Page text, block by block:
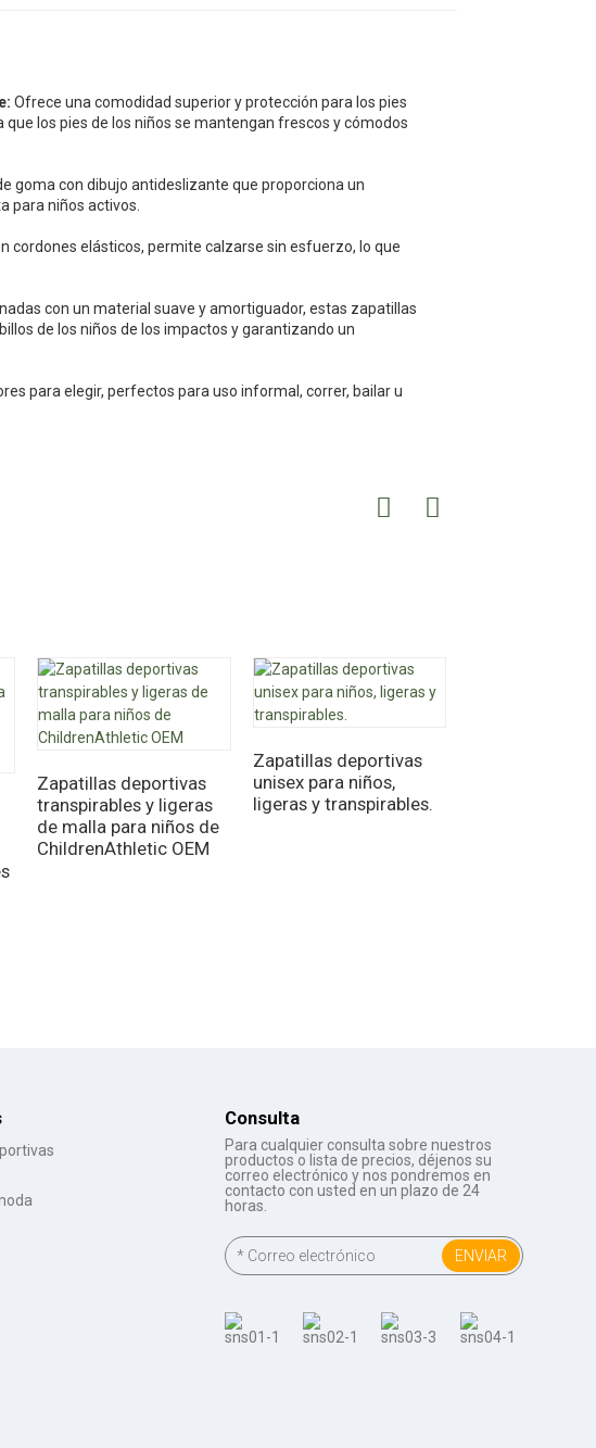
Ofrece una comodidad superior y protección para los pies
los pies de los niños se mantengan frescos y cómodos
goma con dibujo antideslizante que proporciona un
para niños activos.
cordones elásticos, permite calzarse sin esfuerzo, lo que
con un material suave y amortiguador, estas zapatillas
de los niños de los impactos y garantizando un
para elegir, perfectos para uso informal, correr, bailar u
Zapatillas deportivas
transpirables y ligeras
de malla para niños de
ChildrenAthletic OEM
Zapatillas deportivas
unisex para niños,
ligeras y transpirables.
Consulta
Para cualquier consulta sobre nuestros
productos o lista de precios, déjenos su
correo electrónico y nos pondremos en
contacto con usted en un plazo de 24
horas.
ENVIAR